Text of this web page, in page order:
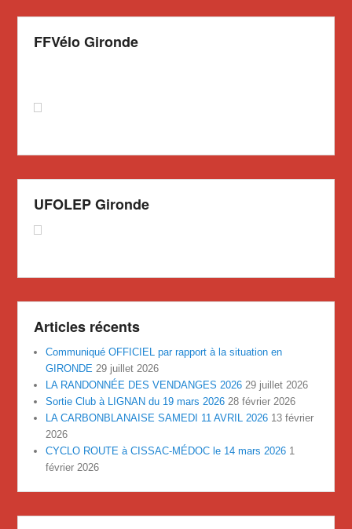
FFVélo Gironde
UFOLEP Gironde
Articles récents
Communiqué OFFICIEL par rapport à la situation en
GIRONDE 29 juillet 2026
LA RANDONNÉE DES VENDANGES 2026 29 juillet 2026
Sortie Club à LIGNAN du 19 mars 2026 28 février 2026
LA CARBONBLANAISE SAMEDI 11 AVRIL 2026 13 février
2026
CYCLO ROUTE à CISSAC-MÉDOC le 14 mars 2026 1
février 2026